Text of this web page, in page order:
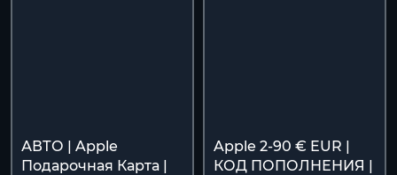
АВТО | Apple
Подарочная Карта |
Apple 2-90 € EUR |
КОД ПОПОЛНЕНИЯ |